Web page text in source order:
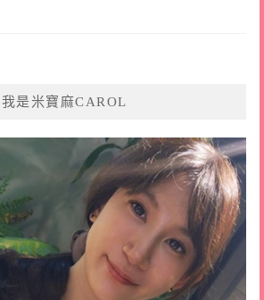
我是米寶麻CAROL